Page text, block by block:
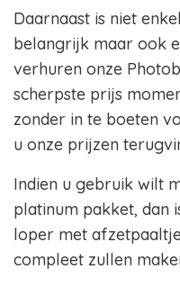
Daarnaast is niet
belangrijk maar ook
verhuren onze
scherpste prijs
zonder in te boeten
u onze prijzen
Indien u gebruik wilt
platinum pakket, dan
loper met
compleet zullen